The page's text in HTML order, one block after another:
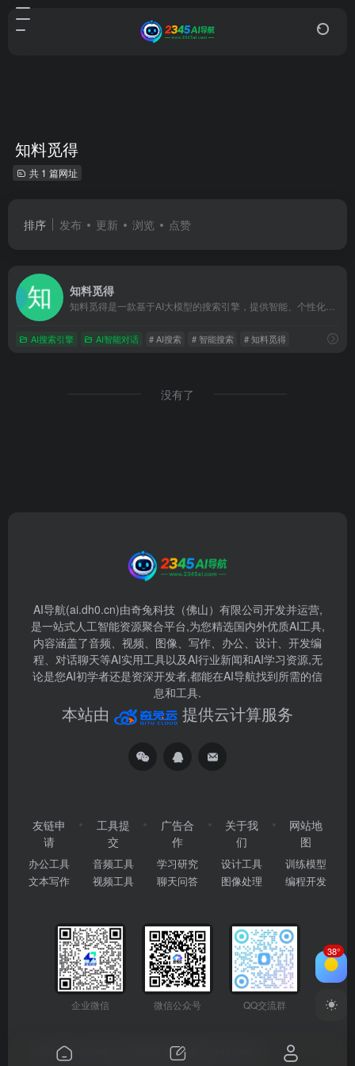
知料觅得
共 1 篇网址
排序 发布 更新 浏览 点赞
知料觅得
AI搜索引擎 AI智能对话 # AI搜索 # 智能搜索 # 知料觅得
没有了
AI导航(ai.dh0.cn)由奇兔科技（佛山）有限公司开发并运营,
是一站式人工智能资源聚合平台,为您精选国内外优质AI工具,
内容涵盖了音频、视频、图像、写作、办公、设计、开发编
程、对话聊天等AI实用工具以及AI行业新闻和AI学习资源,无
论是您AI初学者还是资深开发者,都能在AI导航找到所需的信
息和工具.
本站由 提供云计算服务
友链申
请
办公工具
文本写作
工具提
交
音频工具
视频工具
广告合
作
学习研究
聊天问答
关于我
们
设计工具
图像处理
网站地
图
训练模型
编程开发
企业微信 微信公众号 QQ交流群
Copyright © 2026 粤ICP备2024177666号
38°